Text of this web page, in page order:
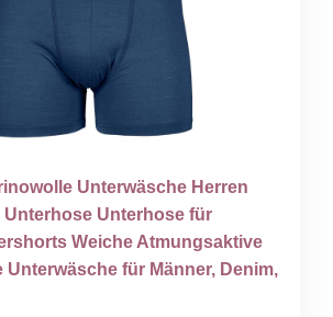
Unterwäsche Herren
Unterhose für
Weiche Atmungsaktive
Unterwäsche für Männer, Denim,